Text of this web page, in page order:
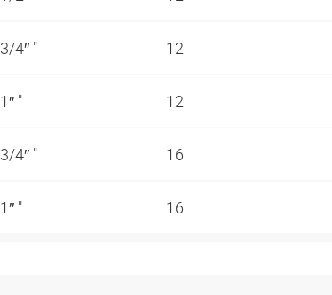
3/4″ " 12
1″ " 12
3/4″ " 16
1″ " 16